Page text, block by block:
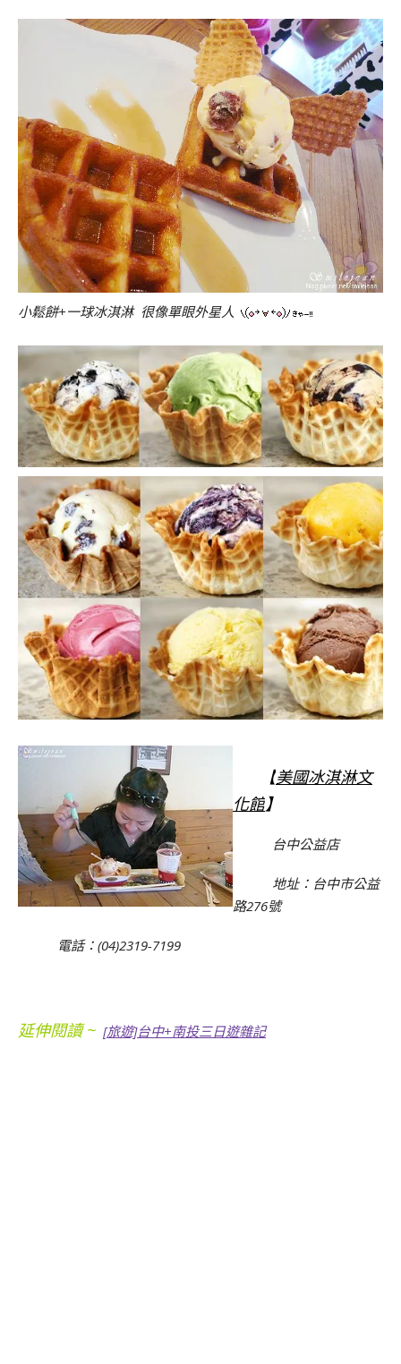
小鬆餅+一球冰淇淋 很像單眼外星人
【美國冰淇淋文
化館】
台中公益店
地址：台中市公益
路276號
電話：(04)2319-7199
延伸閱讀 ~ [旅遊]台中+南投三日遊雜記